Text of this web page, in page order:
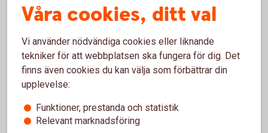
några av frågorna som du får svar på i detta avsnitt av
Ekonomirookien. Swedbank och Sparbankernas
privatekonom Arturo Arques förklarar vad som händer om
man inte betalar en räkning.
Lyssna på vår podd - Ekonomirookien (Spotify)
Våra cookies, ditt val
Vi använder nödvändiga cookies eller liknande
tekniker för att webbplatsen ska fungera för dig. Det
finns även cookies du kan välja som förbättrar din
upplevelse:
Funktioner, prestanda och statistik
Relevant marknadsföring